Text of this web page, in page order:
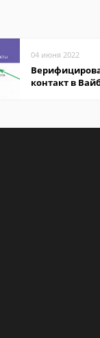
04 июня 2022
контакт в